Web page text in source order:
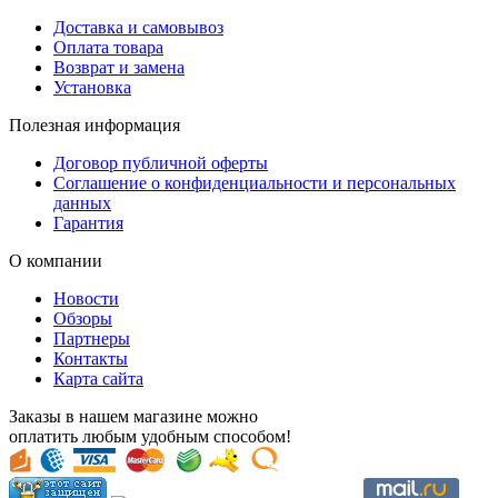
Доставка и самовывоз
Оплата товара
Возврат и замена
Установка
Полезная информация
Договор публичной оферты
Соглашение о конфиденциальности и персональных
данных
Гарантия
О компании
Новости
Обзоры
Партнеры
Контакты
Карта сайта
Заказы в нашем магазине можно
оплатить любым удобным способом!